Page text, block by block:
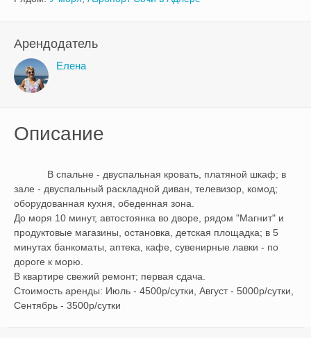
Арендодатель
Елена
Описание
зале - двуспальный раскладной диван, телевизор, комод;
оборудованная кухня, обеденная зона.
До моря 10 минут, автостоянка во дворе, рядом "Магнит" и
продуктовые магазины, остановка, детская площадка; в 5
минутах банкоматы, аптека, кафе, сувенирные лавки - по
дороге к морю.
В квартире свежий ремонт; первая сдача.
Стоимость аренды: Июль - 4500р/сутки, Август - 5000р/сутки,
Сентябрь - 3500р/сутки